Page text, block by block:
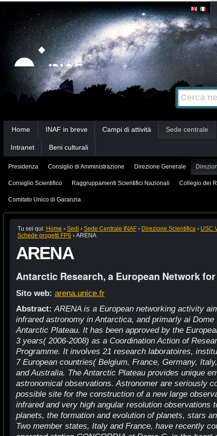
Strumenti
personali
Salta
contenuti.
|
Salta
alla
navigazione
Cerca nel
Ricerca
avanzata…
Home INAF in breve Campi di attività Sede centrale
Intranet Beni culturali
Presidenza Consiglio di Amministrazione Direzione Generale
Consiglio Scientifico Raggruppamenti Scientifici Nazionali Collegio dei
Comitato Unico di Garanzia
Tu sei qui: Home › Sedi › Sede Centrale INAF › Direzione Scientifica › USC
Schede progetti FP6 › ARENA
ARENA
Antarctic Research, a European Network
Sito web: arena.unice.fr
Abstract: ARENA is a European networking activity
infrared astronomy in Antarctica, and primarly ai Dome
Antarctic Plateau. It has been approved by the
3 years( 2006-2008) as a Coordination Action of
Programme. It involves 21 research laboratoires,
7 European countries( Belgium, France, Germany,
and Australia. The Antarctic Plateau provides unique
astronomical observations. Astronomer are seriously
possible site for the construction of a new large
infrared and very high angular resolution observations
planets, the formation and evolution of planets, stars
Two member states, Italy and France, have recently